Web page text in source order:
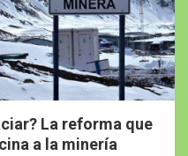
La reforma que
a la minería